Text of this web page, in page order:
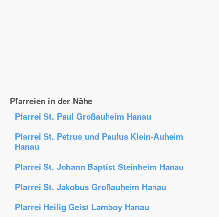
Pfarreien in der Nähe
Pfarrei St. Paul Großauheim Hanau
Pfarrei St. Petrus und Paulus Klein-Auheim
Hanau
Pfarrei St. Johann Baptist Steinheim Hanau
Pfarrei St. Jakobus Großauheim Hanau
Pfarrei Heilig Geist Lamboy Hanau